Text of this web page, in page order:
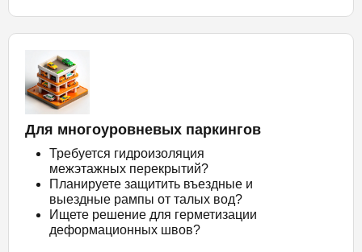
Для многоуровневых паркингов
Требуется гидроизоляция
межэтажных перекрытий?
Планируете защитить въездные и
выездные рампы от талых вод?
Ищете решение для герметизации
деформационных швов?